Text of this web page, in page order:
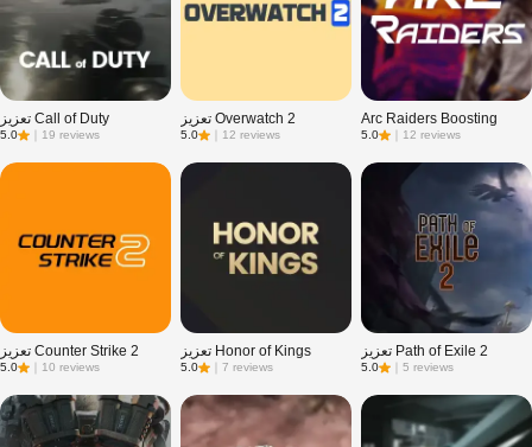
تعزيز Call of Duty
5.0 19 reviews
تعزيز Overwatch 2
5.0 12 reviews
Arc Raiders Boosting
5.0 12 reviews
تعزيز Counter Strike 2
5.0 10 reviews
تعزيز Honor of Kings
5.0 7 reviews
تعزيز Path of Exile 2
5.0 5 reviews